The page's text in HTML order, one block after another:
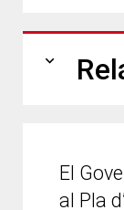
expand_more
El
al Pla